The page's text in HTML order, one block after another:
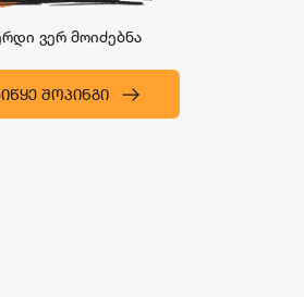
ვერ მოიძებნა
ᲨᲝᲞᲘᲜᲒᲘ